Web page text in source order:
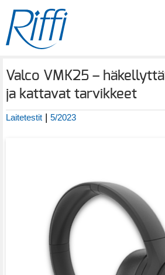
Valco VMK25 –
ja kattavat tarvikkeet
Laitetestit | 5/2023